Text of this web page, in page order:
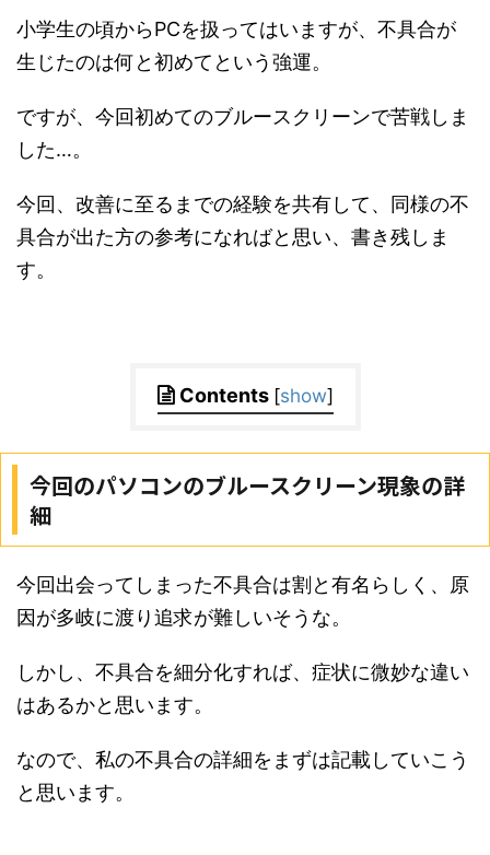
小学生の頃からPCを扱ってはいますが、不具合が
生じたのは何と初めてという強運。
ですが、今回初めてのブルースクリーンで苦戦しま
した…。
今回、改善に至るまでの経験を共有して、同様の不
具合が出た方の参考になればと思い、書き残しま
す。
Contents [show]
今回のパソコンのブルースクリーン現象の詳
細
今回出会ってしまった不具合は割と有名らしく、原
因が多岐に渡り追求が難しいそうな。
しかし、不具合を細分化すれば、症状に微妙な違い
はあるかと思います。
なので、私の不具合の詳細をまずは記載していこう
と思います。